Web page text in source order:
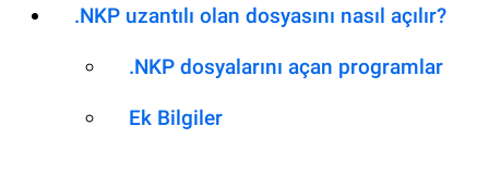
.NKP uzantılı olan dosyasını nasıl açılır?
.NKP dosyalarını açan programlar
Ek Bilgiler